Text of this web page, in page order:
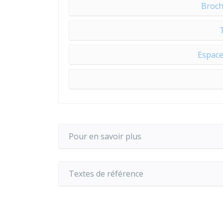
Pour en savoir plus
Textes de référence